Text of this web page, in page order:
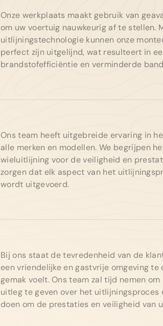
Onze werkplaats maakt gebruik van
om uw voertuig nauwkeurig af te stellen.
uitlijningstechnologie kunnen onze
perfect zijn uitgelijnd, wat resulteert in
brandstofefficiëntie en verminderde
Ons team heeft uitgebreide ervaring in
alle merken en modellen. We begrijpen
wieluitlijning voor de veiligheid en
zorgen dat elk aspect van het
wordt uitgevoerd.
Bij ons staat de tevredenheid van de
een ​​vriendelijke en gastvrije omgeving
gemak voelt. Ons team zal tijd nemen
uitleg te geven over het uitlijningsproces
doen om de prestaties en veiligheid van